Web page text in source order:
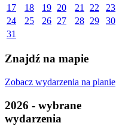
17
18 19 20 21 22
23
24
25 26 27 28 29
30
31
Znajdź na mapie
Zobacz wydarzenia na planie
2026 - wybrane
wydarzenia